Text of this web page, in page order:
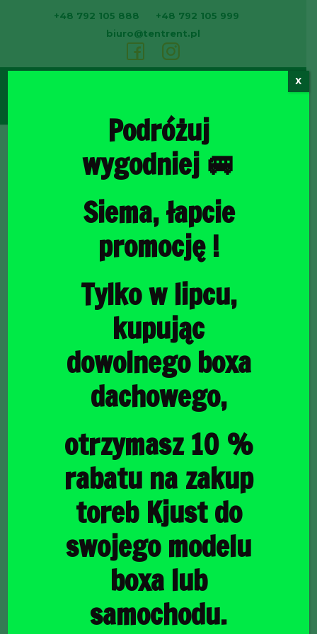
+48 792 105 888
+48 792 105 999
biuro@tentrent.pl
Torby do bagażnika
/ SKODA SUPERB KOMBI 2010-
2015 TORBY DO BAGAŻNIKA 5 SZT
SKODA SUPERB
KOMBI 2010-2015
TORBY DO BAGAŻNIKA
5 SZT
Podróżuj
wygodniej 🚐
Siema, łapcie
promocję !
Tylko w lipcu,
kupując
dowolnego boxa
dachowego,
otrzymasz 10 %
rabatu na zakup
toreb Kjust do
swojego modelu
boxa lub
samochodu.
X